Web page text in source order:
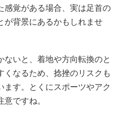
感覚がある場合、実は足首の
が背景にあるかもしれませ
ないと、着地や方向転換のと
くなるため、捻挫のリスクも
す。とくにスポーツやアク
ですね。